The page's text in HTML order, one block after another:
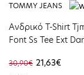
TOMMY JEANS
Ανδρικό T-Shirt
Font Ss Tee Ext
30,90€ 21,63€